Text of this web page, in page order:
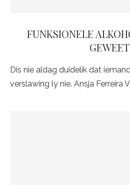
FUNKSIONELE
Dis nie aldag duidelik dat
verslawing ly nie. Ansja Ferreira